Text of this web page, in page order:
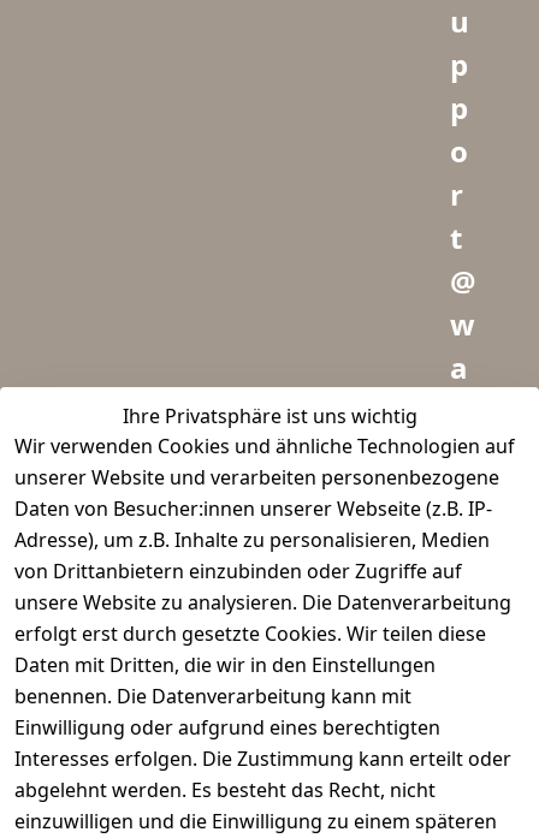
Ihre Privatsphäre ist uns wichtig
Wir verwenden Cookies und ähnliche Technologien auf
unserer Website und verarbeiten personenbezogene
Daten von Besucher:innen unserer Webseite (z.B. IP-
Adresse), um z.B. Inhalte zu personalisieren, Medien
von Drittanbietern einzubinden oder Zugriffe auf
unsere Website zu analysieren. Die Datenverarbeitung
erfolgt erst durch gesetzte Cookies. Wir teilen diese
Daten mit Dritten, die wir in den Einstellungen
benennen. Die Datenverarbeitung kann mit
Einwilligung oder aufgrund eines berechtigten
Interesses erfolgen. Die Zustimmung kann erteilt oder
abgelehnt werden. Es besteht das Recht, nicht
einzuwilligen und die Einwilligung zu einem späteren
u
p
p
o
r
t
@
w
a
d
m
e
i
s
r.